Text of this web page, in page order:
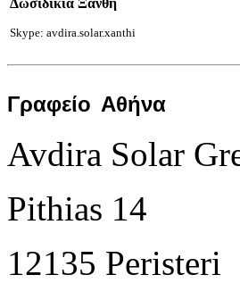
Skype: avdira.solar.xanthi
Γραφείο Αθήνα
Avdira Solar
Pithias 14
12135 Peristeri